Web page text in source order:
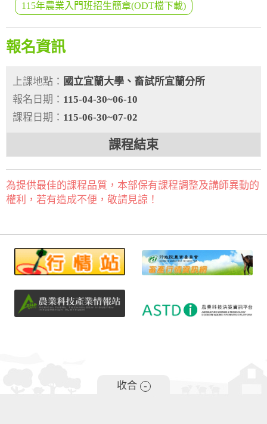
115年農業入門班招生簡章(ODT檔下載)
報名資訊
課程結束
上課地點： 國立宜蘭大學、畜試所宜蘭分所
報名日期： 115-04-30~06-10
課程日期： 115-06-30~07-02
為提供最佳的課程品質，本部保有課程調整及講師異動的
權利，若有造成不便，敬請見諒！
收合 -